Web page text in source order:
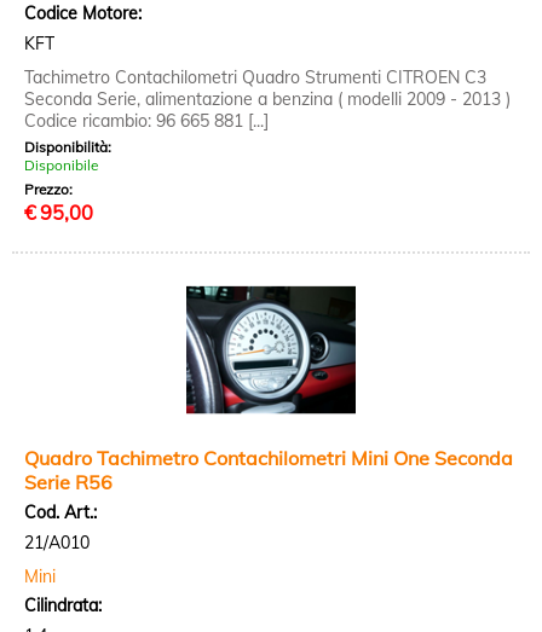
Codice Motore:
KFT
Tachimetro Contachilometri Quadro Strumenti CITROEN C3
Seconda Serie, alimentazione a benzina ( modelli 2009 - 2013 )
Codice ricambio: 96 665 881 [...]
Disponibilità:
Disponibile
Prezzo:
€95,00
Quadro Tachimetro Contachilometri Mini One Seconda
Serie R56
Cod. Art.:
21/A010
Mini
Cilindrata: